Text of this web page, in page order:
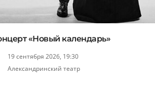
«Новый календарь»
19 сентября 2026, 19:30
Александринский театр